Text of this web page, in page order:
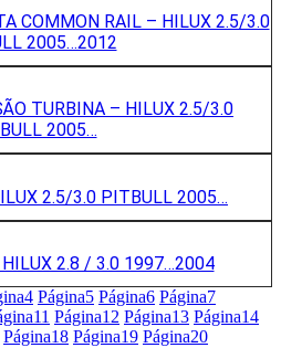
COMMON RAIL – HILUX 2.5/3.0
2005…2012
TURBINA – HILUX 2.5/3.0
2005…
2.5/3.0 PITBULL 2005…
HILUX 2.8 / 3.0 1997…2004
4 Página5 Página6 Página7
11 Página12 Página13 Página14
Página18 Página19 Página20